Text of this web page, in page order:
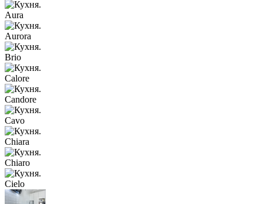
Aura
Aurora
Brio
Calore
Candore
Cavo
Chiara
Chiaro
Cielo